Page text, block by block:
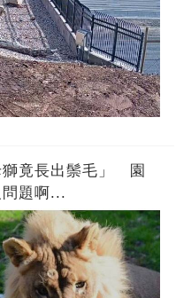
獅竟長出鬃毛」 園
題啊...